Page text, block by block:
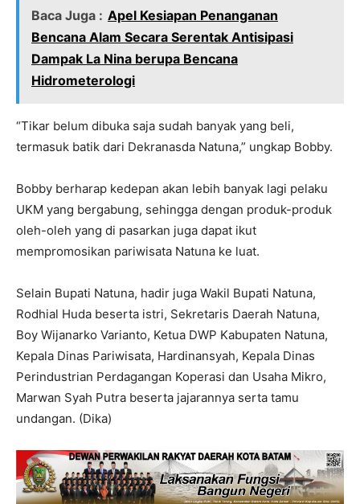
Baca Juga : Apel Kesiapan Penanganan
Bencana Alam Secara Serentak Antisipasi
Dampak La Nina berupa Bencana
Hidrometerologi
“Tikar belum dibuka saja sudah banyak yang beli,
termasuk batik dari Dekranasda Natuna,” ungkap Bobby.
Bobby berharap kedepan akan lebih banyak lagi pelaku
UKM yang bergabung, sehingga dengan produk-produk
oleh-oleh yang di pasarkan juga dapat ikut
mempromosikan pariwisata Natuna ke luat.
Selain Bupati Natuna, hadir juga Wakil Bupati Natuna,
Rodhial Huda beserta istri, Sekretaris Daerah Natuna,
Boy Wijanarko Varianto, Ketua DWP Kabupaten Natuna,
Kepala Dinas Pariwisata, Hardinansyah, Kepala Dinas
Perindustrian Perdagangan Koperasi dan Usaha Mikro,
Marwan Syah Putra beserta jajarannya serta tamu
undangan. (Dika)